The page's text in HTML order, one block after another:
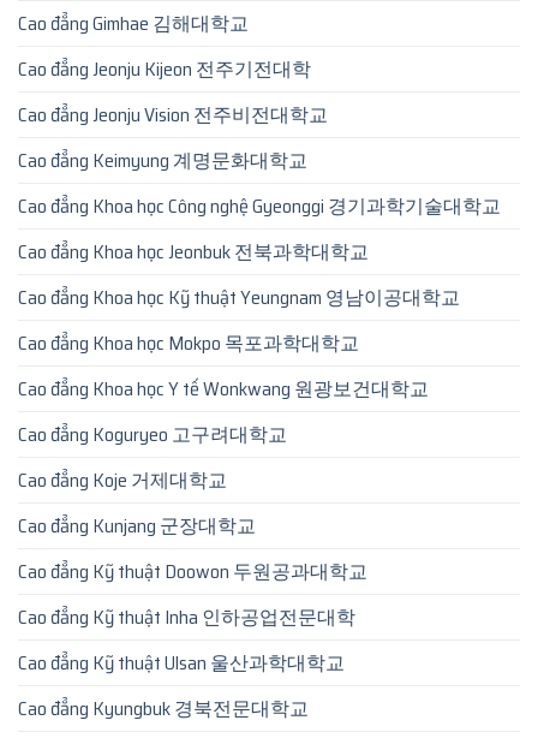
Cao đẳng Gimhae 김해대학교
Cao đẳng Jeonju Kijeon 전주기전대학
Cao đẳng Jeonju Vision 전주비전대학교
Cao đẳng Keimyung 계명문화대학교
Cao đẳng Khoa học Công nghệ Gyeonggi 경기과학기술대학교
Cao đẳng Khoa học Jeonbuk 전북과학대학교
Cao đẳng Khoa học Kỹ thuật Yeungnam 영남이공대학교
Cao đẳng Khoa học Mokpo 목포과학대학교
Cao đẳng Khoa học Y tế Wonkwang 원광보건대학교
Cao đẳng Koguryeo 고구려대학교
Cao đẳng Koje 거제대학교
Cao đẳng Kunjang 군장대학교
Cao đẳng Kỹ thuật Doowon 두원공과대학교
Cao đẳng Kỹ thuật Inha 인하공업전문대학
Cao đẳng Kỹ thuật Ulsan 울산과학대학교
Cao đẳng Kyungbuk 경북전문대학교